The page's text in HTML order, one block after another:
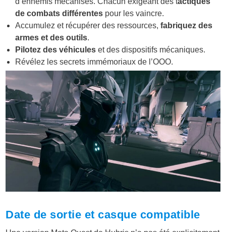
de combats différentes pour les vaincre.
Accumulez et récupérer des ressources,fabriquez des
armes et des outils.
Pilotez des véhicules et des dispositifs mécaniques.
Révélez les secrets immémoriaux de l’OOO.
Date de sortie et casque compatible